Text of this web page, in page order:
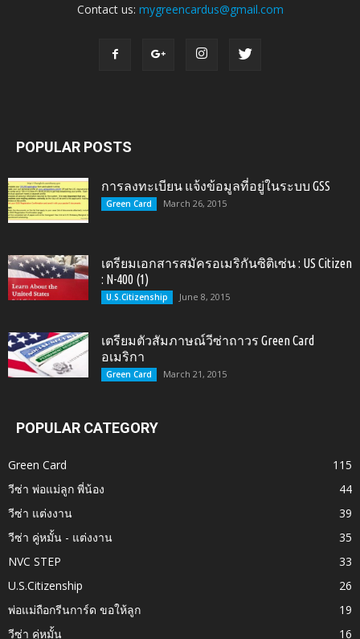
Contact us: mygreencardus@gmail.com
POPULAR POSTS
การลงทะเบียน แจ้งข้อมูลที่อยู่ในระบบ GSS
Green Card March 26, 2015
เตรียมเอกสารสมัครอเมริกันซิติเซ่น : US Citizen
: N-400 (1)
U.S.Citizenship June 8, 2015
เตรียมตัวสัมภาษณ์วีซ่าถาวร Green Card
อเมริกา
Green Card March 21, 2015
POPULAR CATEGORY
Green Card
115
วีซ่า พ่อแม่ลูก พี่น้อง
44
วีซ่า แต่งงาน
39
วีซ่า คู่หมั้น - แต่งงาน
35
NVC STEP
33
U.S.Citizenship
26
พ่อแม่ถือกรีนการ์ด ขอให้ลูก
19
วีซ่า คู่หมั้น
16